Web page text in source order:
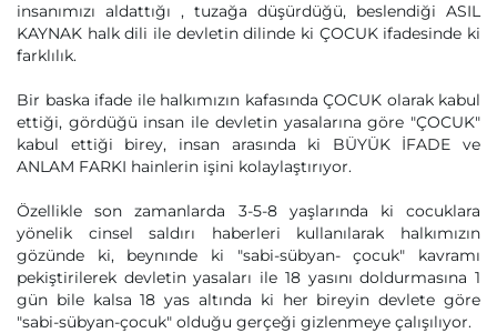
insanımızı aldattığı , tuzağa düşürdüğü, beslendiği ASIL
KAYNAK halk dili ile devletin dilinde ki ÇOCUK ifadesinde ki
farklılık.
Bir baska ifade ile halkımızın kafasında ÇOCUK olarak kabul
ettiği, gördüğü insan ile devletin yasalarına göre "ÇOCUK"
kabul ettiği birey, insan arasında ki BÜYÜK İFADE ve
ANLAM FARKI hainlerin işini kolaylaştırıyor.
Özellikle son zamanlarda 3-5-8 yaşlarında ki cocuklara
yönelik cinsel saldırı haberleri kullanılarak halkımızın
gözünde ki, beynınde ki "sabi-sübyan- çocuk" kavramı
pekiştirilerek devletin yasaları ile 18 yasını doldurmasına 1
gün bile kalsa 18 yas altında ki her bireyin devlete göre
"sabi-sübyan-çocuk" olduğu gerçeği gizlenmeye çalışılıyor.